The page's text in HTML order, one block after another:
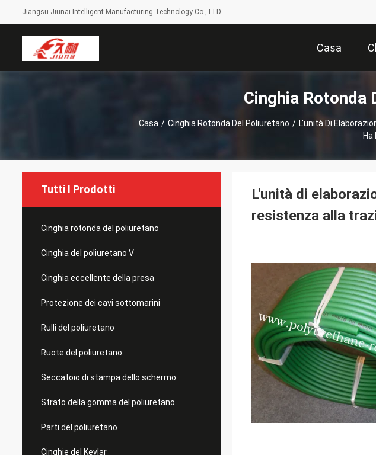
Jiangsu Jiunai Intelligent Manufacturing Technology Co., LTD
Casa
Cinghia
Casa / Cinghia Rotonda Del Poliuretano / L'unità Di
Ha
Tutti I Prodotti
Cinghia rotonda del poliuretano
Cinghia del poliuretano V
Cinghia eccellente della presa
Protezione dei cavi sottomarini
Rulli del poliuretano
Ruote del poliuretano
Seccatoio di stampa dello schermo
Strato della gomma del poliuretano
Parti del poliuretano
Cinghie del Kevlar
L'unità di
resistenza alla